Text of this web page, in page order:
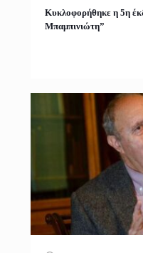
Κυκλοφορήθηκε η 5η
Μπαμπινιώτη”